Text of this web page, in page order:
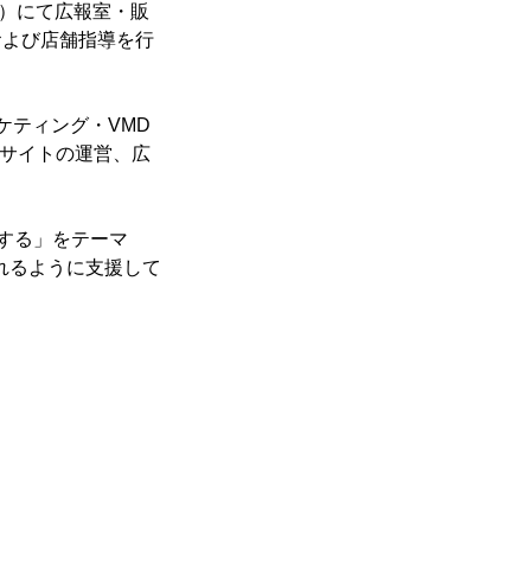
にて広報室・販
び店舗指導を行
ティング・VMD
イトの運営、広
る」をテーマ
るように支援して